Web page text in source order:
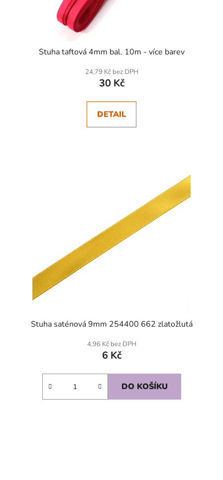
Stuha taftová 4mm bal. 10m - více barev
24,79 Kč bez DPH
30 Kč
DETAIL
Stuha saténová 9mm 254400 662 zlatožlutá
4,96 Kč bez DPH
6 Kč
DO KOŠÍKU